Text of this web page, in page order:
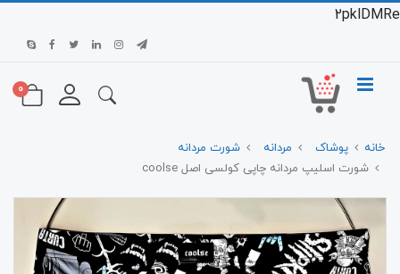
2pklDMRe
0
خانه پوشاک مردانه
شورت مردانه
شورت اسلیپ مردانه چاپی کولسی اصل coolse